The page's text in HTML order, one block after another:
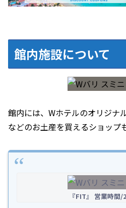
館内施設について
館内には、Wホテルのオリジナ
などのお土産を買えるショップ
『FIT』 営業時間